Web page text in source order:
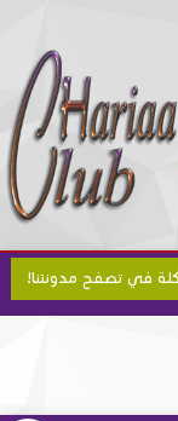
في تصفح مدونتنا!